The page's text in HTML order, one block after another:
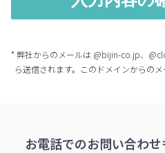
* 弊社からのメールは @bijin-co.jp、
ら送信されます。このドメインからの
お電話でのお問い合わ